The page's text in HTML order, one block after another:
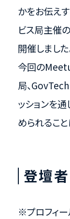
かをお伝え
ビス局主催
開催しました
今回の
局、
ッションを
められるこ
登壇
※プロフィ